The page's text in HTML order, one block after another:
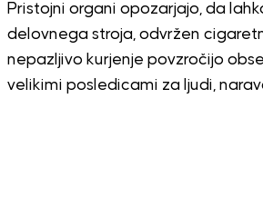
Pristojni organi opozarjajo, da
delovnega stroja, odvržen
nepazljivo kurjenje povzročijo
velikimi posledicami za ljudi,